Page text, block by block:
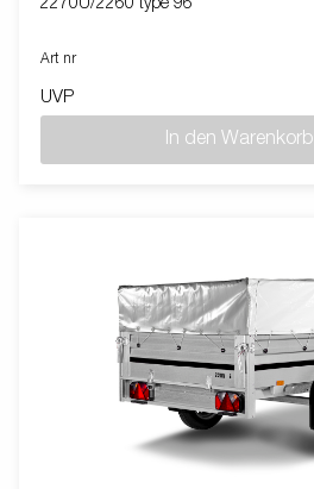
Art nr
UVP
In den Warenkorb